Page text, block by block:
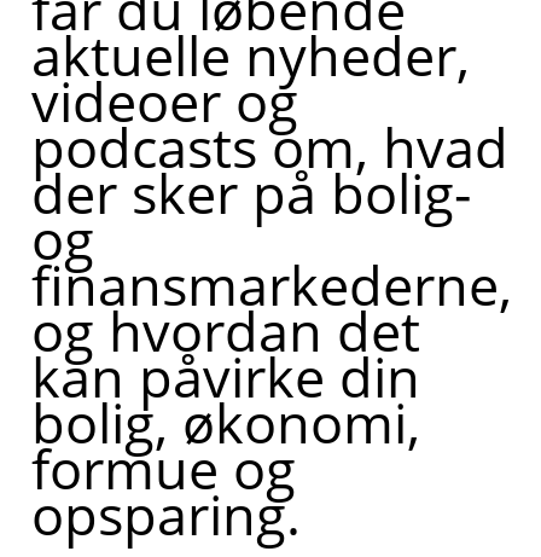
aktuelle nyheder,
videoer og
podcasts om, hvad
der sker på bolig-
og
finansmarkederne,
og hvordan det
kan påvirke din
bolig, økonomi,
formue og
opsparing.